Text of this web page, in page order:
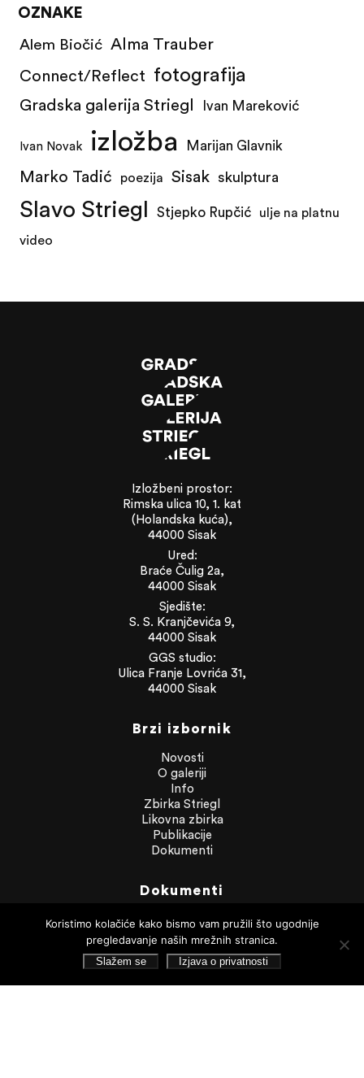
OZNAKE
Alem Biočić Alma Trauber
Connect/Reflect fotografija
Gradska galerija Striegl Ivan Mareković
Ivan Novak izložba Marijan Glavnik
Marko Tadić poezija Sisak skulptura
Slavo Striegl Stjepko Rupčić ulje na platnu
video
Izložbeni prostor:
Rimska ulica 10, 1. kat
(Holandska kuća),
44000 Sisak
Ured:
Braće Čulig 2a,
44000 Sisak
Sjedište:
S. S. Kranjčevića 9,
44000 Sisak
GGS studio:
Ulica Franje Lovrića 31,
44000 Sisak
Brzi izbornik
Novosti
O galeriji
Info
Zbirka Striegl
Likovna zbirka
Publikacije
Dokumenti
Dokumenti
Financijska izvješća
Javna nabava
Statut Galerije
Pristup informacijama
Koristimo kolačiće kako bismo vam pružili što ugodnije
pregledavanje naših mrežnih stranica.
Slažem se Izjava o privatnosti